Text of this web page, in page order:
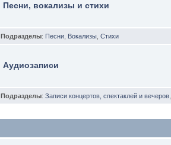
Песни, вокализы и стихи
Подразделы: Песни Вокализы Стихи
Аудиозаписи
Подразделы: Записи концертов, спектаклей и вечеров